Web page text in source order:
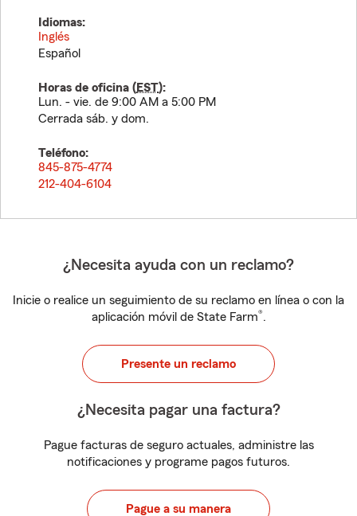
Idiomas:
Inglés
Español
Horas de oficina (EST):
Lun. - vie. de 9:00 AM a 5:00 PM
Cerrada sáb. y dom.
Teléfono:
845-875-4774
212-404-6104
¿Necesita ayuda con un reclamo?
Inicie o realice un seguimiento de su reclamo en línea o con la
aplicación móvil de State Farm®.
Presente un reclamo
¿Necesita pagar una factura?
Pague facturas de seguro actuales, administre las
notificaciones y programe pagos futuros.
Pague a su manera